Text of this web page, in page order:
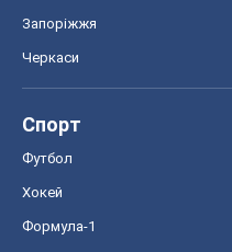
Запоріжжя
Черкаси
Спорт
Футбол
Хокей
Формула-1